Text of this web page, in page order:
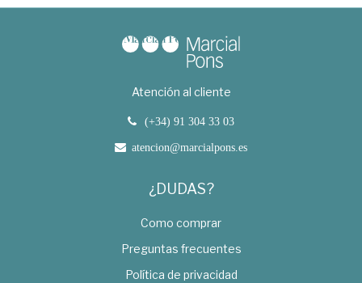
Atención al cliente
(+34) 91 304 33 03
atencion@marcialpons.es
¿DUDAS?
Como comprar
Preguntas frecuentes
Política de privacidad